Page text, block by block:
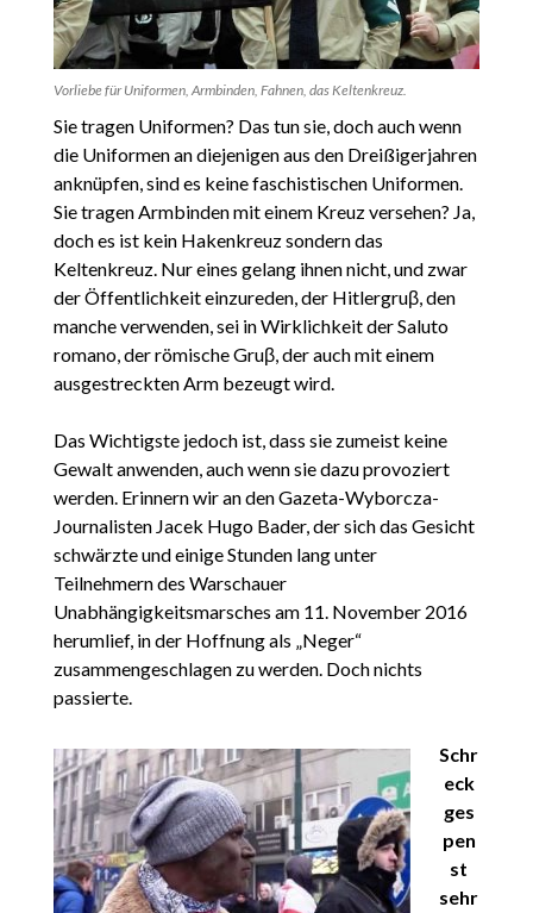
Vorliebe für Uniformen, Armbinden, Fahnen, das Keltenkreuz.
Sie tragen Uniformen? Das tun sie, doch auch wenn
die Uniformen an diejenigen aus den Dreißigerjahren
anknüpfen, sind es keine faschistischen Uniformen.
Sie tragen Armbinden mit einem Kreuz versehen? Ja,
doch es ist kein Hakenkreuz sondern das
Keltenkreuz. Nur eines gelang ihnen nicht, und zwar
der Öffentlichkeit einzureden, der Hitlergruβ, den
manche verwenden, sei in Wirklichkeit der Saluto
romano, der römische Gruβ, der auch mit einem
ausgestreckten Arm bezeugt wird.
Das Wichtigste jedoch ist, dass sie zumeist keine
Gewalt anwenden, auch wenn sie dazu provoziert
werden. Erinnern wir an den Gazeta-Wyborcza-
Journalisten Jacek Hugo Bader, der sich das Gesicht
schwärzte und einige Stunden lang unter
Teilnehmern des Warschauer
Unabhängigkeitsmarsches am 11. November 2016
herumlief, in der Hoffnung als „Neger“
zusammengeschlagen zu werden. Doch nichts
passierte.
Schr
eck
ges
pen
st
sehr